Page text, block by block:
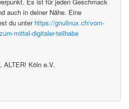
auch in deiner Nähe. Eine
du unter https://gnulinux.ch/vom-
mittel-digitaler-teilhabe
ALTER! Köln e.V.